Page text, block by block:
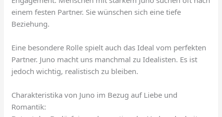
einem festen Partner. Sie wünschen sich eine tiefe
Beziehung.
Eine besondere Rolle spielt auch das Ideal vom perfekten
Partner. Juno macht uns manchmal zu Idealisten. Es ist
jedoch wichtig, realistisch zu bleiben.
Charakteristika von Juno im Bezug auf Liebe und
Romantik: